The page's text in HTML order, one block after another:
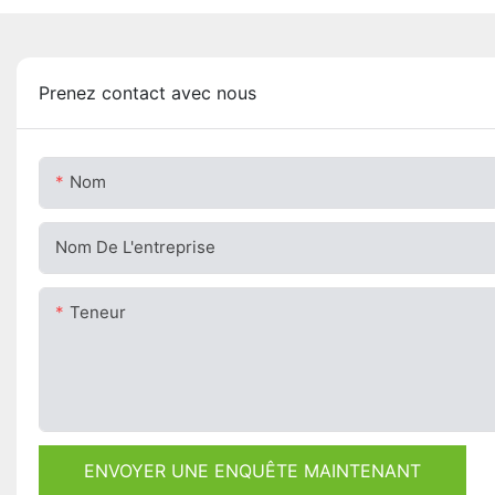
Prenez contact avec nous
Nom
Nom De L'entreprise
Teneur
ENVOYER UNE ENQUÊTE MAINTENANT